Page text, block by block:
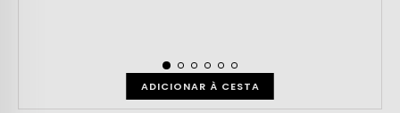
ADICIONAR À CESTA